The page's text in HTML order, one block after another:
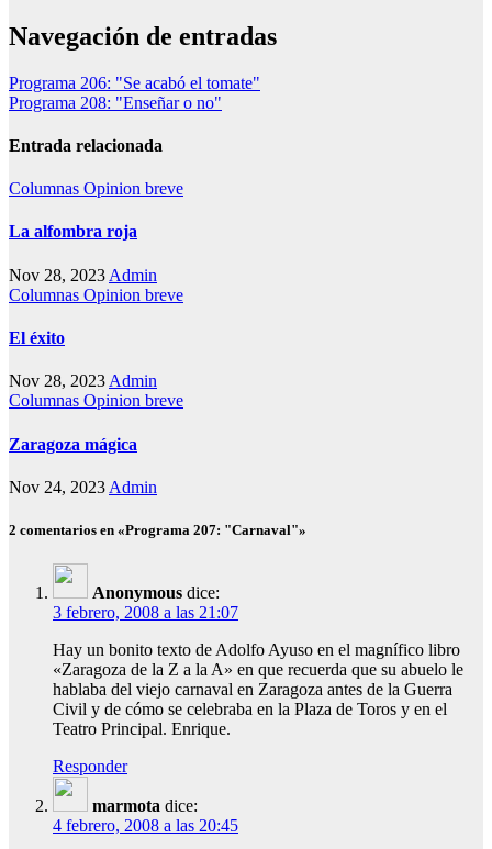
Navegación de entradas
Programa 206: "Se acabó el tomate"
Programa 208: "Enseñar o no"
Entrada relacionada
Columnas Opinion breve
La alfombra roja
Nov 28, 2023 Admin
Columnas Opinion breve
El éxito
Nov 28, 2023 Admin
Columnas Opinion breve
Zaragoza mágica
Nov 24, 2023 Admin
2 comentarios en «Programa 207: "Carnaval"»
Anonymous dice:
3 febrero, 2008 a las 21:07
Hay un bonito texto de Adolfo Ayuso en el magnífico libro
«Zaragoza de la Z a la A» en que recuerda que su abuelo le
hablaba del viejo carnaval en Zaragoza antes de la Guerra
Civil y de cómo se celebraba en la Plaza de Toros y en el
Teatro Principal. Enrique.
Responder
marmota dice:
4 febrero, 2008 a las 20:45